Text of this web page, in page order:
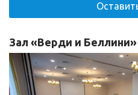
Зал «Верди и Беллини»